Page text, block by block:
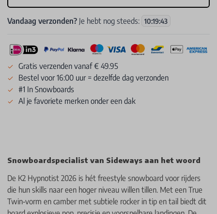
Vandaag verzonden? Je hebt nog steeds: 10:19:43
Gratis verzenden vanaf € 49.95
Bestel voor 16:00 uur = dezelfde dag verzonden
#1 In Snowboards
Al je favoriete merken onder een dak
Snowboardspecialist van Sideways aan het woord
De K2 Hypnotist 2026 is hét freestyle snowboard voor rijders
die hun skills naar een hoger niveau willen tillen. Met een True
Twin‑vorm en camber met subtiele rocker in tip en tail biedt dit